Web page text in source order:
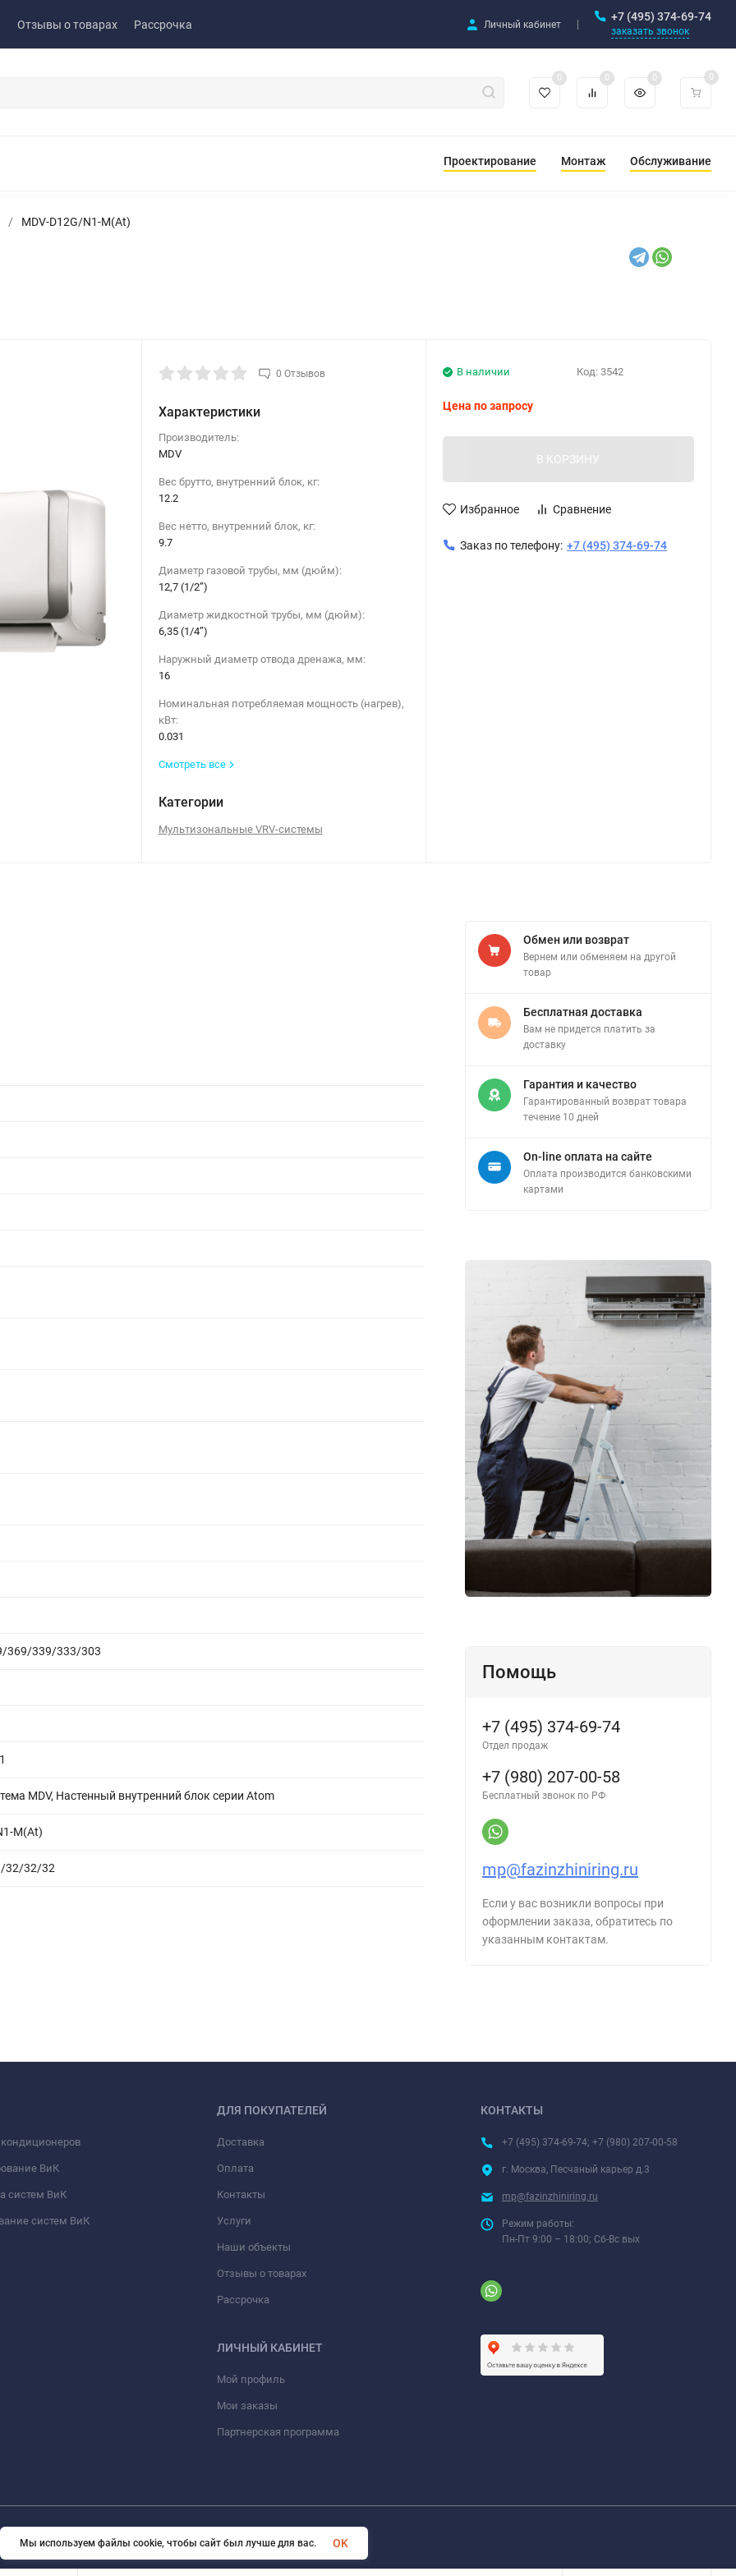
Отзывы о товарах Рассрочка Личный кабинет
+7 (495) 374-69-74
заказать звонок
0 0 0 0
Проектирование Монтаж Обслуживание
/ MDV-D12G/N1-M(At)
0 Отзывов
Характеристики
Производитель:
MDV
Вес брутто, внутренний блок, кг:
12.2
Вес нетто, внутренний блок, кг:
9.7
Диаметр газовой трубы, мм (дюйм):
12,7 (1/2”)
Диаметр жидкостной трубы, мм (дюйм):
6,35 (1/4”)
Наружный диаметр отвода дренажа, мм:
16
Номинальная потребляемая мощность (нагрев),
кВт:
0.031
Смотреть все
Категории
Мультизональные VRV-системы
Код: 3542
В наличии
Цена по запросу
В КОРЗИНУ
Избранное Сравнение
Заказ по телефону: +7 (495) 374-69-74
369/339/333/303
MDV, Настенный внутренний блок серии Atom
M(At)
32/32/32
Обмен или возврат
Вернем или обменяем на другой
товар
Бесплатная доставка
Вам не придется платить за
доставку
Гарантия и качество
Гарантированный возврат товара
течение 10 дней
On-line оплата на сайте
Оплата производится банковскими
картами
Помощь
+7 (495) 374-69-74
Отдел продаж
+7 (980) 207-00-58
Бесплатный звонок по РФ
mp@fazinzhiniring.ru
Если у вас возникли вопросы при
оформлении заказа, обратитесь по
указанным контактам.
ВиК
систем ВиК
систем ВиК
ДЛЯ ПОКУПАТЕЛЕЙ
Доставка
Оплата
Контакты
Услуги
Наши объекты
Отзывы о товарах
Рассрочка
ЛИЧНЫЙ КАБИНЕТ
Мой профиль
Мои заказы
Партнерская программа
КОНТАКТЫ
+7 (495) 374-69-74; +7 (980) 207-00-58
г. Москва, Песчаный карьер д.3
mp@fazinzhiniring.ru
Режим работы:
Пн-Пт 9:00 – 18:00; Сб-Вс вых
© 2026 ООО «ФАЗИНЖИНИРИНГ». Все права защищены
Мы используем файлы cookie, чтобы сайт был лучше для вас. OK